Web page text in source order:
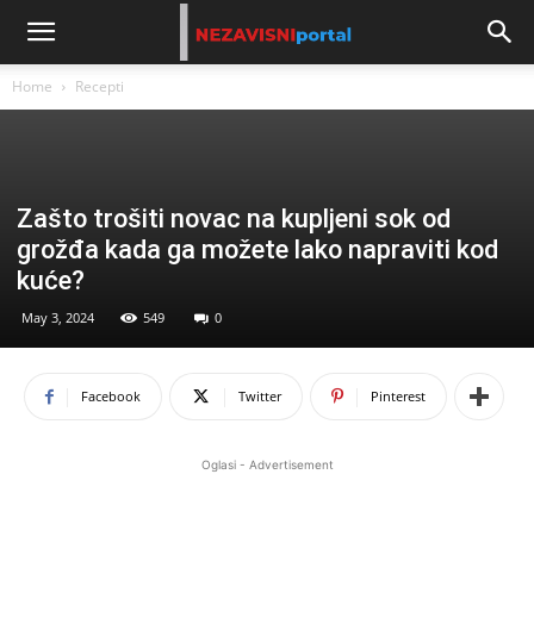
Home Recepti
Zašto trošiti novac na kupljeni sok od
grožđa kada ga možete lako napraviti kod
kuće?
May 3, 2024 549 0
Facebook Twitter Pinterest
Oglasi - Advertisement